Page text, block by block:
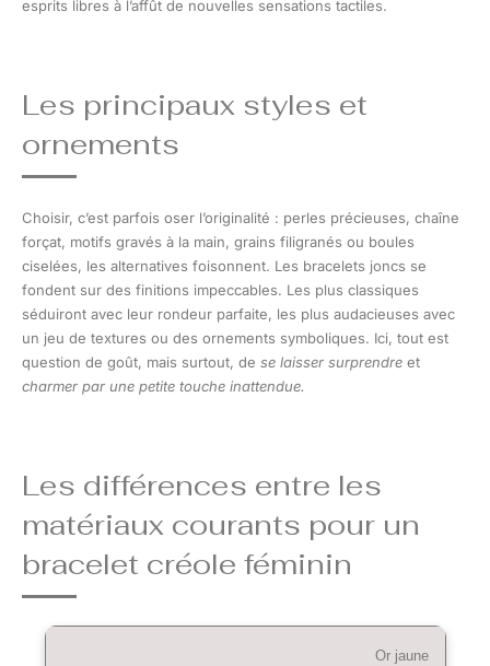
esprits libres à l’affût de nouvelles sensations tactiles.
Les principaux styles et
ornements
Choisir, c’est parfois oser l’originalité : perles précieuses, chaîne
forçat, motifs gravés à la main, grains filigranés ou boules
ciselées, les alternatives foisonnent. Les bracelets joncs se
fondent sur des finitions impeccables. Les plus classiques
séduiront avec leur rondeur parfaite, les plus audacieuses avec
un jeu de textures ou des ornements symboliques. Ici, tout est
question de goût, mais surtout, de se laisser surprendre et
charmer par une petite touche inattendue.
Les différences entre les
matériaux courants pour un
bracelet créole féminin
Or jaune